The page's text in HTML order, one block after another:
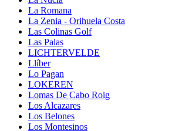
La Romana
La Zenia - Orihuela Costa
Las Colinas Golf
Las Palas
LICHTERVELDE
Llíber
Lo Pagan
LOKEREN
Lomas De Cabo Roig
Los Alcazares
Los Belones
Los Montesinos